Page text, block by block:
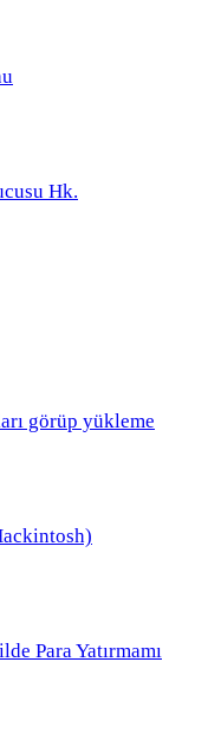
Hk.
görüp yükleme
Para Yatırmamı